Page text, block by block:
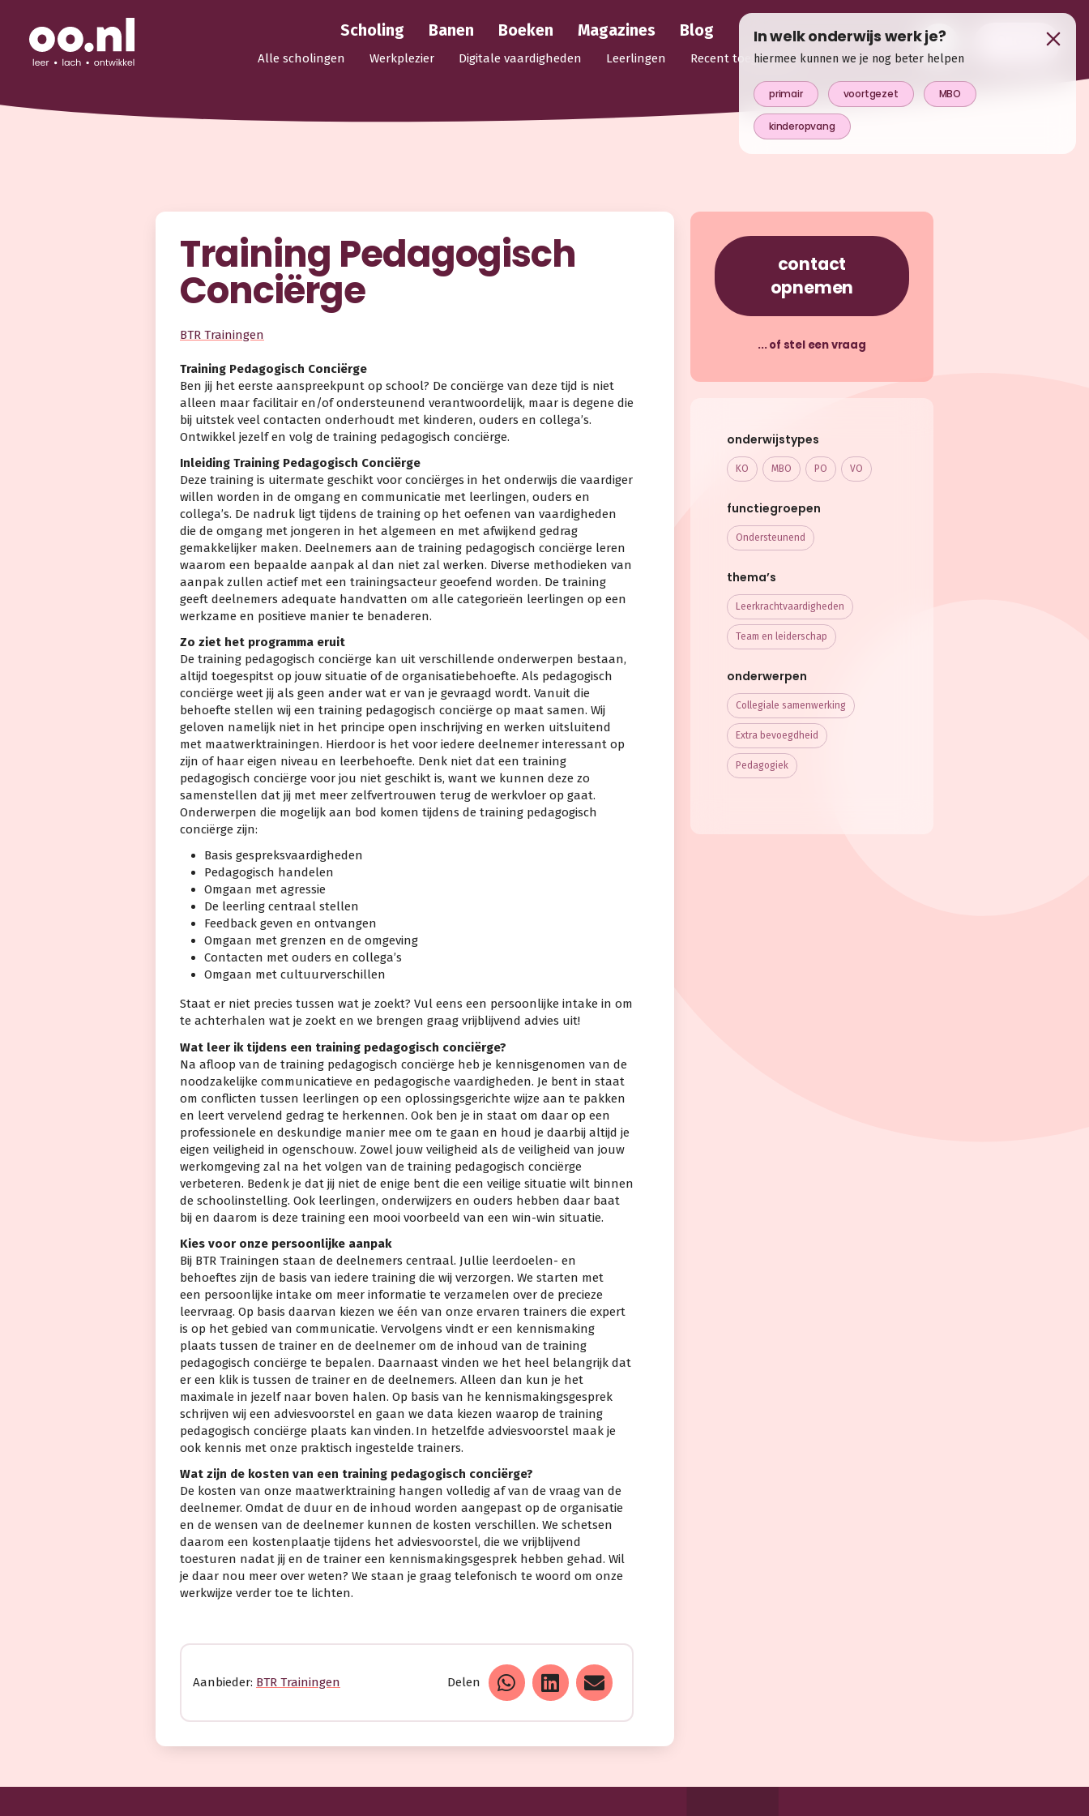
Scholing Banen Boeken Magazines Blog
Alle scholingen Werkplezier Digitale vaardigheden Leerlingen Recent toegevoegd
Training Pedagogisch
Conciërge
BTR Trainingen
Training Pedagogisch Conciërge
Ben jij het eerste aanspreekpunt op school? De conciërge van deze tijd is niet
alleen maar facilitair en/of ondersteunend verantwoordelijk, maar is degene die
bij uitstek veel contacten onderhoudt met kinderen, ouders en collega’s.
Ontwikkel jezelf en volg de training pedagogisch conciërge.
Inleiding Training Pedagogisch Conciërge
Deze training is uitermate geschikt voor conciërges in het onderwijs die vaardiger
willen worden in de omgang en communicatie met leerlingen, ouders en
collega’s. De nadruk ligt tijdens de training op het oefenen van vaardigheden
die de omgang met jongeren in het algemeen en met afwijkend gedrag
gemakkelijker maken. Deelnemers aan de training pedagogisch conciërge leren
waarom een bepaalde aanpak al dan niet zal werken. Diverse methodieken van
aanpak zullen actief met een trainingsacteur geoefend worden. De training
geeft deelnemers adequate handvatten om alle categorieën leerlingen op een
werkzame en positieve manier te benaderen.
Zo ziet het programma eruit
De training pedagogisch conciërge kan uit verschillende onderwerpen bestaan,
altijd toegespitst op jouw situatie of de organisatiebehoefte. Als pedagogisch
conciërge weet jij als geen ander wat er van je gevraagd wordt. Vanuit die
behoefte stellen wij een training pedagogisch conciërge op maat samen. Wij
geloven namelijk niet in het principe open inschrijving en werken uitsluitend
met maatwerktrainingen. Hierdoor is het voor iedere deelnemer interessant op
zijn of haar eigen niveau en leerbehoefte. Denk niet dat een training
pedagogisch conciërge voor jou niet geschikt is, want we kunnen deze zo
samenstellen dat jij met meer zelfvertrouwen terug de werkvloer op gaat.
Onderwerpen die mogelijk aan bod komen tijdens de training pedagogisch
conciërge zijn:
Basis gespreksvaardigheden
Pedagogisch handelen
Omgaan met agressie
De leerling centraal stellen
Feedback geven en ontvangen
Omgaan met grenzen en de omgeving
Contacten met ouders en collega’s
Omgaan met cultuurverschillen
Staat er niet precies tussen wat je zoekt? Vul eens een persoonlijke intake in om
te achterhalen wat je zoekt en we brengen graag vrijblijvend advies uit!
Wat leer ik tijdens een training pedagogisch conciërge?
Na afloop van de training pedagogisch conciërge heb je kennisgenomen van de
noodzakelijke communicatieve en pedagogische vaardigheden. Je bent in staat
om conflicten tussen leerlingen op een oplossingsgerichte wijze aan te pakken
en leert vervelend gedrag te herkennen. Ook ben je in staat om daar op een
professionele en deskundige manier mee om te gaan en houd je daarbij altijd je
eigen veiligheid in ogenschouw. Zowel jouw veiligheid als de veiligheid van jouw
werkomgeving zal na het volgen van de training pedagogisch conciërge
verbeteren. Bedenk je dat jij niet de enige bent die een veilige situatie wilt binnen
de schoolinstelling. Ook leerlingen, onderwijzers en ouders hebben daar baat
bij en daarom is deze training een mooi voorbeeld van een win-win situatie.
Kies voor onze persoonlijke aanpak
Bij BTR Trainingen staan de deelnemers centraal. Jullie leerdoelen- en
behoeftes zijn de basis van iedere training die wij verzorgen. We starten met
een persoonlijke intake om meer informatie te verzamelen over de precieze
leervraag. Op basis daarvan kiezen we één van onze ervaren trainers die expert
is op het gebied van communicatie. Vervolgens vindt er een kennismaking
plaats tussen de trainer en de deelnemer om de inhoud van de training
pedagogisch conciërge te bepalen. Daarnaast vinden we het heel belangrijk dat
er een klik is tussen de trainer en de deelnemers. Alleen dan kun je het
maximale in jezelf naar boven halen. Op basis van he kennismakingsgesprek
schrijven wij een adviesvoorstel en gaan we data kiezen waarop de training
pedagogisch conciërge plaats kan vinden. In hetzelfde adviesvoorstel maak je
ook kennis met onze praktisch ingestelde trainers.
Wat zijn de kosten van een training pedagogisch conciërge?
De kosten van onze maatwerktraining hangen volledig af van de vraag van de
deelnemer. Omdat de duur en de inhoud worden aangepast op de organisatie
en de wensen van de deelnemer kunnen de kosten verschillen. We schetsen
daarom een kostenplaatje tijdens het adviesvoorstel, die we vrijblijvend
toesturen nadat jij en de trainer een kennismakingsgesprek hebben gehad. Wil
je daar nou meer over weten? We staan je graag telefonisch te woord om onze
werkwijze verder toe te lichten.
Aanbieder: BTR Trainingen Delen
contact
opnemen
... of stel een vraag
onderwijstypes
KO MBO PO VO
functiegroepen
Ondersteunend
thema’s
Leerkracht­vaardigheden
Team en leiderschap
onderwerpen
Collegiale samenwerking
Extra bevoegdheid
Pedagogiek
In welk onderwijs werk je?
hiermee kunnen we je nog beter helpen
primair voortgezet MBO
kinderopvang